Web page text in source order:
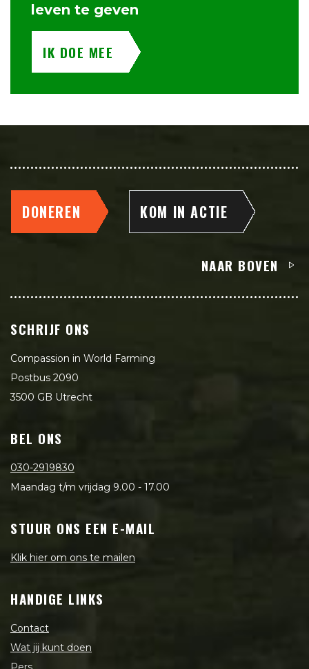
leven te geven
IK DOE MEE
DONEREN KOM IN ACTIE
NAAR BOVEN
SCHRIJF ONS
Compassion in World Farming
Postbus 2090
3500 GB Utrecht
BEL ONS
030-2919830
Maandag t/m vrijdag 9.00 - 17.00
STUUR ONS EEN E-MAIL
Klik hier om ons te mailen
HANDIGE LINKS
Contact
Wat jij kunt doen